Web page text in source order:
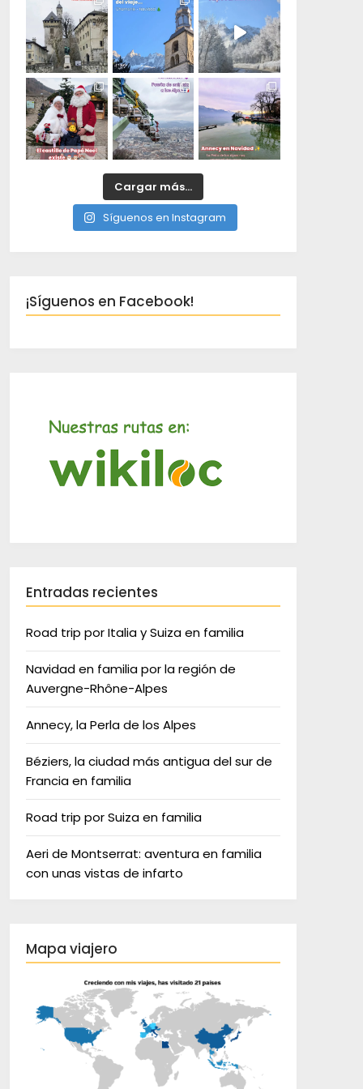
Cargar más...
Síguenos en Instagram
¡Síguenos en Facebook!
Entradas recientes
Road trip por Italia y Suiza en familia
Navidad en familia por la región de
Auvergne-Rhône-Alpes
Annecy, la Perla de los Alpes
Béziers, la ciudad más antigua del sur de
Francia en familia
Road trip por Suiza en familia
Aeri de Montserrat: aventura en familia
con unas vistas de infarto
Mapa viajero